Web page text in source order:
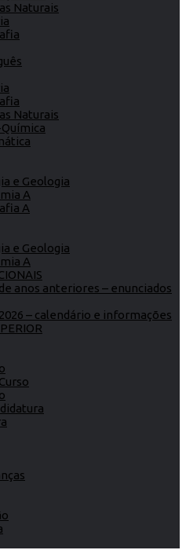
Naturais
Naturais
e Geologia
A
A
e Geologia
A
anos anteriores – enunciados
– calendário e informações